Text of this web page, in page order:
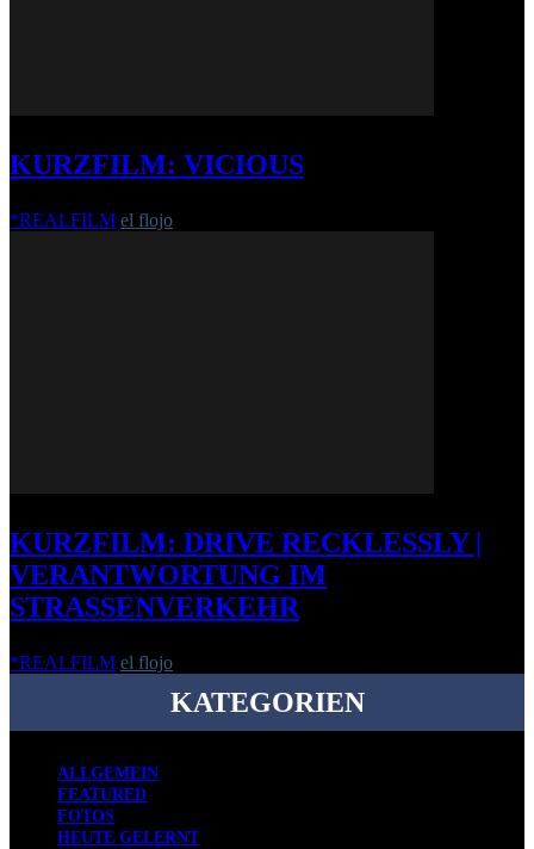
KURZFILM: VICIOUS
*REALFILM el flojo
KURZFILM: DRIVE RECKLESSLY |
VERANTWORTUNG IM
STRASSENVERKEHR
*REALFILM el flojo
KATEGORIEN
ALLGEMEIN
FEATURED
FOTOS
HEUTE GELERNT